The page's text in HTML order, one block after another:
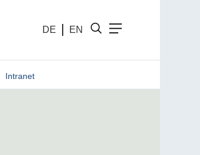
DE EN
Intranet